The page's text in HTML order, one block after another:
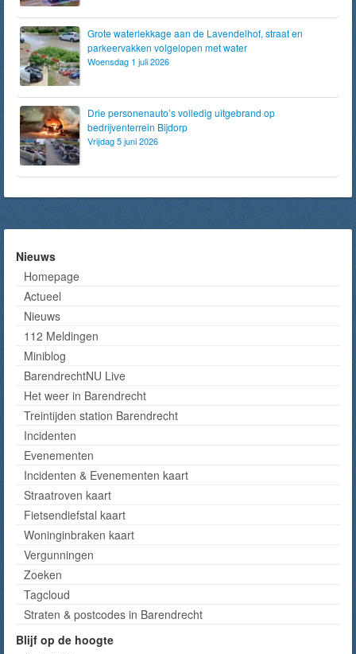
Grote waterlekkage aan de Lavendelhof, straat en
parkeervakken volgelopen met water
Woensdag 1 juli 2026
Drie personenauto’s volledig uitgebrand op
bedrijventerrein Bijdorp
Vrijdag 5 juni 2026
Nieuws
Homepage
Actueel
Nieuws
112 Meldingen
Miniblog
BarendrechtNU Live
Het weer in Barendrecht
Treintijden station Barendrecht
Incidenten
Evenementen
Incidenten & Evenementen kaart
Straatroven kaart
Fietsendiefstal kaart
Woninginbraken kaart
Vergunningen
Zoeken
Tagcloud
Straten & postcodes in Barendrecht
Blijf op de hoogte